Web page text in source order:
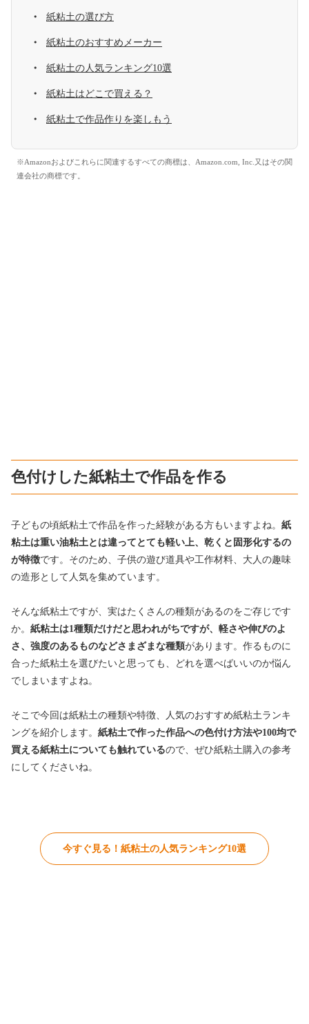
紙粘土の選び方
紙粘土のおすすめメーカー
紙粘土の人気ランキング10選
紙粘土はどこで買える？
紙粘土で作品作りを楽しもう
※Amazonおよびこれらに関連するすべての商標は、Amazon.com, Inc.又はその関
連会社の商標です。
色付けした紙粘土で作品を作る
子どもの頃紙粘土で作品を作った経験がある方もいますよね。 紙
粘土は重い油粘土とは違ってとても軽い上、乾くと固形化するの
が特徴です。そのため、子供の遊び道具や工作材料、大人の趣味
の造形として人気を集めています。
そんな紙粘土ですが、実はたくさんの種類があるのをご存じです
か。 紙粘土は1種類だけだと思われがちですが、軽さや伸びのよ
さ、強度のあるものなどさまざまな種類があります。作るものに
合った紙粘土を選びたいと思っても、どれを選べばいいのか悩ん
でしまいますよね。
そこで今回は紙粘土の種類や特徴、人気のおすすめ紙粘土ランキ
ングを紹介します。 紙粘土で作った作品への色付け方法や100均で
買える紙粘土についても触れているので、ぜひ紙粘土購入の参考
にしてくださいね。
今すぐ見る！紙粘土の人気ランキング10選